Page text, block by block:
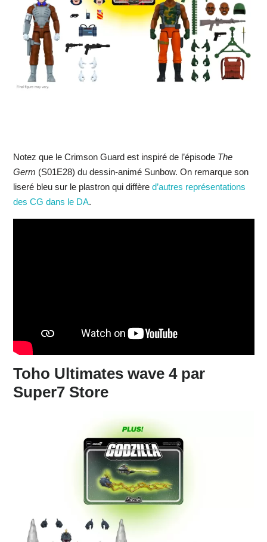
Notez que le Crimson Guard est inspiré de l’épisodeThe
Germ (S01E28) du dessin-animé Sunbow. On remarque son
liseré bleu sur le plastron qui diffère d’autres représentations
des CG dans le DA.
Toho Ultimates wave 4 par
Super7 Store